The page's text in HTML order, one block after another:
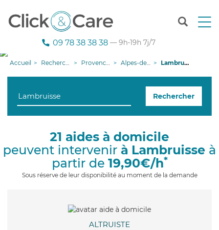
T
n
g
i
09 78 38 38 38 — 9h-19h 7j/7
Accueil Recherche aide à domicile Provence-Alpes-Côte d'Azur Alpes-de-Haute-Provence Lambruisse
Rechercher
21 aides à domicile
peuvent intervenir à Lambruisse à
partir de 19,90€/h*
Sous réserve de leur disponibilité au moment de la demande
ALTRUISTE